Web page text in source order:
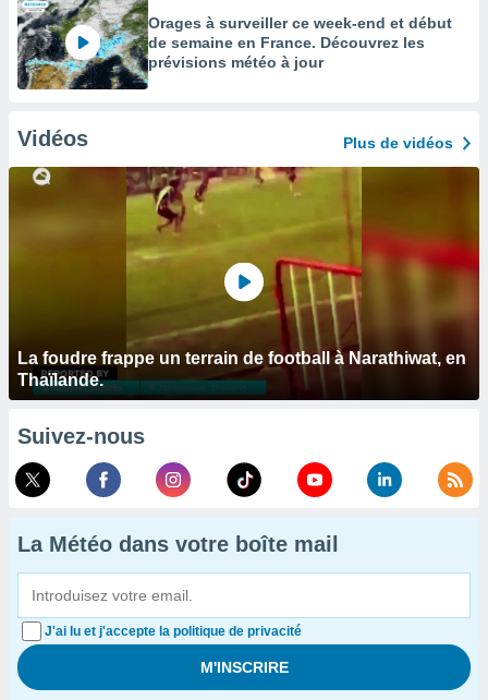
Orages à surveiller ce week-end et début
de semaine en France. Découvrez les
prévisions météo à jour
Vidéos Plus de vidéos
La foudre frappe un terrain de football à Narathiwat, en
Thaïlande.
Suivez-nous
La Météo dans votre boîte mail
J'ai lu et j'accepte la politique de privacité